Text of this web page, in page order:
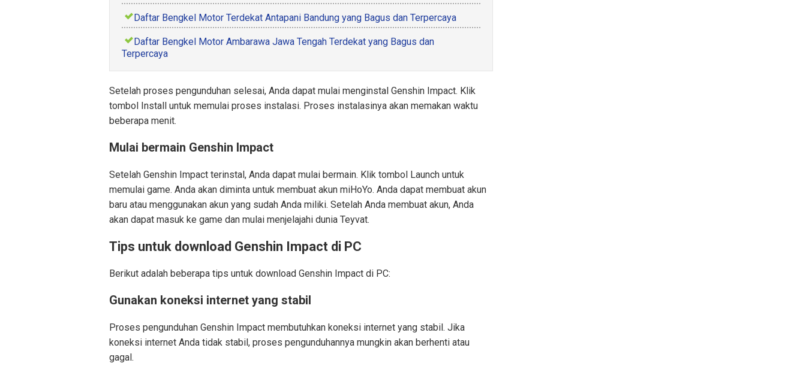
Daftar Bengkel Motor Terdekat Antapani Bandung yang Bagus dan Terpercaya
Daftar Bengkel Motor Ambarawa Jawa Tengah Terdekat yang Bagus dan
Terpercaya
Setelah proses pengunduhan selesai, Anda dapat mulai menginstal Genshin Impact. Klik
tombol Install untuk memulai proses instalasi. Proses instalasinya akan memakan waktu
beberapa menit.
Mulai bermain Genshin Impact
Setelah Genshin Impact terinstal, Anda dapat mulai bermain. Klik tombol Launch untuk
memulai game. Anda akan diminta untuk membuat akun miHoYo. Anda dapat membuat akun
baru atau menggunakan akun yang sudah Anda miliki. Setelah Anda membuat akun, Anda
akan dapat masuk ke game dan mulai menjelajahi dunia Teyvat.
Tips untuk download Genshin Impact di PC
Berikut adalah beberapa tips untuk download Genshin Impact di PC:
Gunakan koneksi internet yang stabil
Proses pengunduhan Genshin Impact membutuhkan koneksi internet yang stabil. Jika
koneksi internet Anda tidak stabil, proses pengunduhannya mungkin akan berhenti atau
gagal.